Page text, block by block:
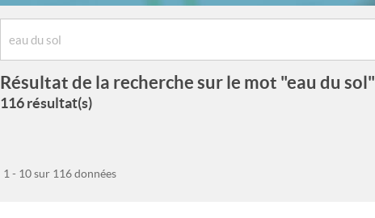
Résultat de la recherche sur le mot "eau du sol"
116 résultat(s)
1 - 10 sur 116 données